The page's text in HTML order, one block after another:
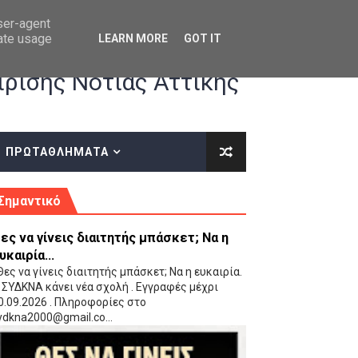
οδηγίες επί του ΚΑΝΟΝΙΣΜΟΥ ΕΓΓΡΑΦΩΝ-ΜΕΤΑΓΡΑΦΩΝ ΤΗΣ
(VIDEO)
Νότιας Αττικής
ΠΡΩΤΑΘΛΗΜΑΤΑ
να γίνεις διαιτητής μπάσκετ; Να η
να γίνεις διαιτητής μπάσκετ; Να η ευκαιρία.
κάνει νέα σχολή . Εγγραφές μέχρι
. Πληροφορίες στο
agent
usage
LEARN MORE GOT IT